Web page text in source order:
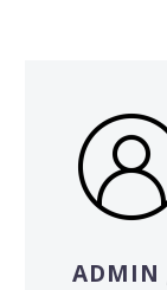
ADMIN